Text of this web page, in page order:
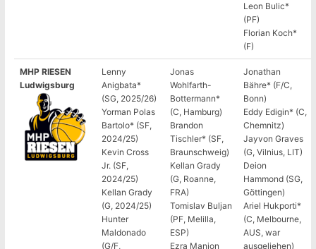
Leon Bulic*
(PF)
Florian Koch*
(F)
MHP RIESEN
Ludwigsburg
Lenny
Anigbata*
(SG, 2025/26)
Yorman Polas
Bartolo* (SF,
2024/25)
Kevin Cross
Jr. (SF,
2024/25)
Kellan Grady
(G, 2024/25)
Hunter
Maldonado
(G/F,
Jonas
Wohlfarth-
Bottermann*
(C, Hamburg)
Brandon
Tischler* (SF,
Braunschweig)
Kellan Grady
(G, Roanne,
FRA)
Tomislav Buljan
(PF, Melilla,
ESP)
Ezra Manjon
Jonathan
Bähre* (F/C,
Bonn)
Eddy Edigin* (C,
Chemnitz)
Jayvon Graves
(G, Vilnius, LIT)
Deion
Hammond (SG,
Göttingen)
Ariel Hukporti*
(C, Melbourne,
AUS, war
ausgeliehen)